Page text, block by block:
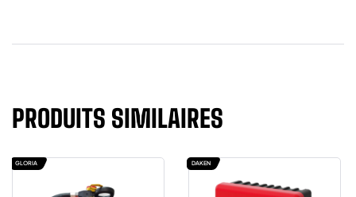
PRODUITS SIMILAIRES
GLORIA DAKEN